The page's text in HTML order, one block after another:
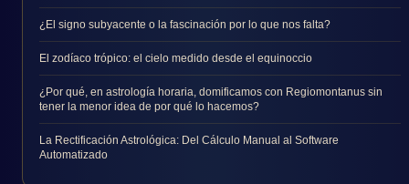
¿El signo subyacente o la fascinación por lo que nos falta?
El zodíaco trópico: el cielo medido desde el equinoccio
¿Por qué, en astrología horaria, domificamos con Regiomontanus sin
tener la menor idea de por qué lo hacemos?
La Rectificación Astrológica: Del Cálculo Manual al Software
Automatizado